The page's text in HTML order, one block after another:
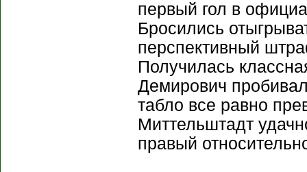
первый гол в
Бросились
перспективный
Получилась
Демирович
табло все равно
Миттельштадт
правый